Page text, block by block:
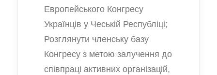
Европейського Конгресу
Українців у Чеській Республіці;
Розглянути членську базу
Конгресу з метою залучення до
співпраці активних організацій,